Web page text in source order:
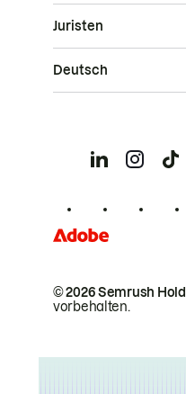
© 2026 Semrush
vorbehalten.
Juristen
Deutsch